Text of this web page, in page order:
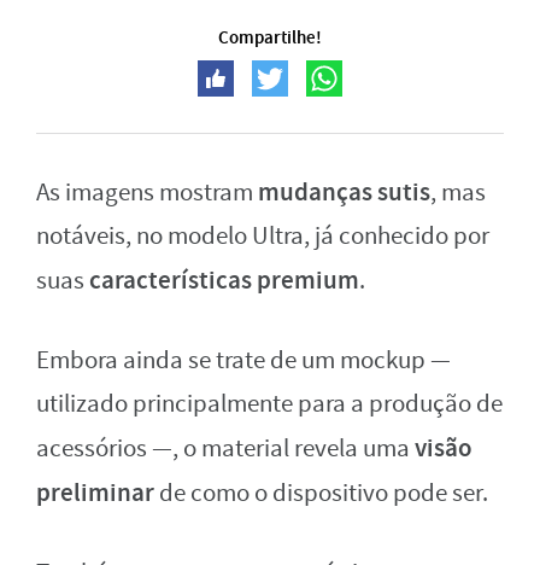
Compartilhe!
As imagens mostram mudanças sutis, mas
notáveis, no modelo Ultra, já conhecido por
suas características premium.
Embora ainda se trate de um mockup —
utilizado principalmente para a produção de
acessórios —, o material revela uma visão
preliminarde como o dispositivo pode ser.